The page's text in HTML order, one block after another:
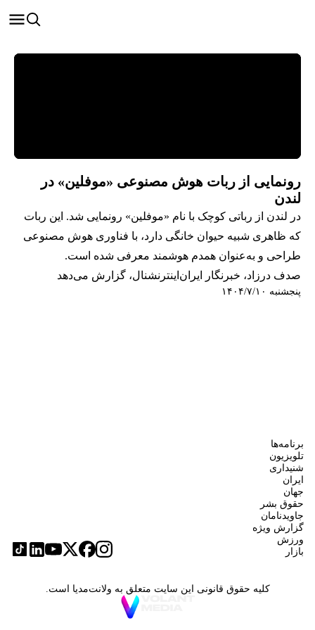
رونمایی از ربات هوش مصنوعی «موفلین» در
لندن
در لندن از رباتی کوچک با نام «موفلین» رونمایی شد. این ربات
که ظاهری شبیه حیوان خانگی دارد، با فناوری هوش مصنوعی
طراحی و به‌عنوان همدم هوشمند معرفی شده است.
صدف درزاد، خبرنگار ایران‌اینترنشنال، گزارش می‌دهد
پنجشنبه ۱۴۰۴/۷/۱۰
برنامه‌ها
تلویزیون
شنیداری
ایران
جهان
حقوق بشر
جاویدنامان
گزارش ویژه
ورزش
بازار
کلیه حقوق قانونی این سایت متعلق به ولانت‌مدیا است.